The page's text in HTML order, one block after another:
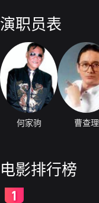
演职员表
何家驹 曹查理
电影排行榜